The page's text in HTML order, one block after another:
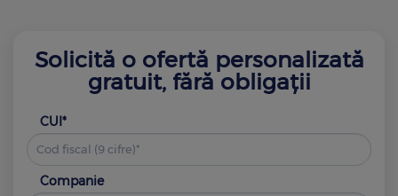
Solicită o ofertă personalizată
gratuit, fără obligații
CUI*
Companie